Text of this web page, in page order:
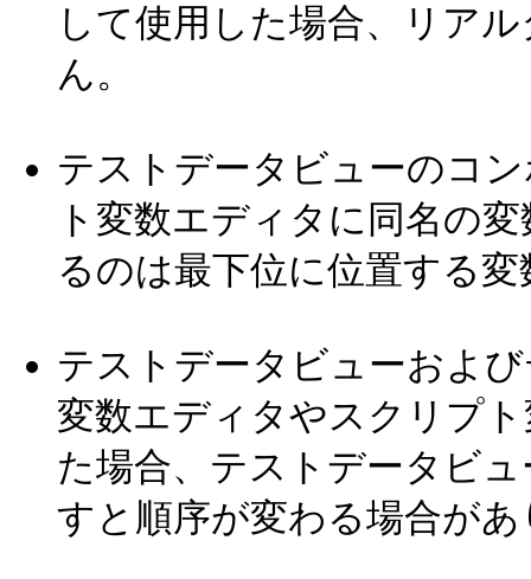
して使用した場合、リア
ん。
テストデータビューのコ
ト変数エディタに同名の
るのは最下位に位置する
テストデータビューおよ
変数エディタやスクリプ
た場合、テストデータビ
すと順序が変わる場合が